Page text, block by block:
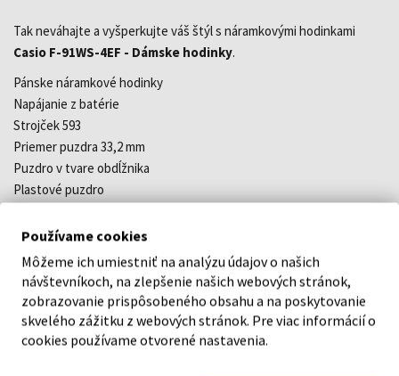
Tak neváhajte a vyšperkujte váš štýl s náramkovými hodinkami
Casio F-91WS-4EF - Dámske hodinky.
Pánske náramkové hodinky
Napájanie z batérie
Strojček 593
Priemer puzdra 33,2 mm
Puzdro v tvare obdĺžnika
Plastové puzdro
Plastový remienok
Ružová farba remienka
Digitálny ciferník
Ciferník s arabskými číslami
Materiál skla - plast
Odolné voči vode pri bežnom nosení
Používame cookies
Môžeme ich umiestniť na analýzu údajov o našich
návštevníkoch, na zlepšenie našich webových stránok,
zobrazovanie prispôsobeného obsahu a na poskytovanie
skvelého zážitku z webových stránok. Pre viac informácií o
cookies používame otvorené nastavenia.